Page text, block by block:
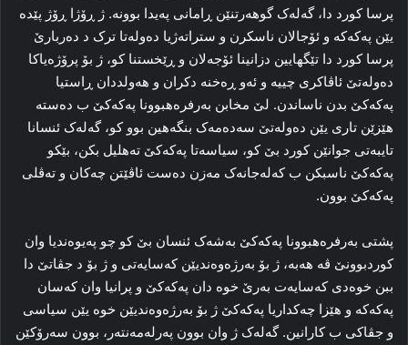
پرسا کورد دا، گه‌له‌ک گوهه‌رتنێن ڕامانی په‌یدا بوونه‌. ژ ڕۆژا ڕۆژ پێده‌
یێن پەکەکە و ئۆجالان ناسکرن و ستراته‌ژیا ده‌وله‌تا ترک د ده‌ربارێ
پرسا کورد دا تێگهایین دزانینا ئۆجەلان و ڕێخستنا کو، ژ بۆ پرۆژه‌یاکا
ده‌وله‌تێ ئاڤاکری چییه‌ و ئه‌و ڕه‌خنه‌ دکران و هه‌ولددان ڕاستیا
پەکەکێ بدن ناساندن. لێ مخابن به‌رفره‌هبوونا پەکەکێ ب ده‌سته‌
هێزێن تاری یێن ده‌وله‌تێ سه‌ده‌مه‌ک بنگه‌هین بوو کو، گه‌له‌ک ئنسانا
تایبه‌تی جوانێن کورد بێ کو، سیاسه‌تا پەکەکێ ته‌هلیل بکن، بێکو
پەکەکێ ناسبکن ب که‌له‌جانه‌ک مەزن ده‌ست ئاڤێتن چه‌کان و ته‌ڤلی
پەکەکێ بوون.
پشتی به‌رفره‌هبوونا پەکەکێ به‌شه‌ک ئنسان بێ کو چو پەیوه‌ندیا وان
کوردبوونێ ڤه‌ هه‌به‌، ژ بۆ به‌رژه‌وه‌ندیێن که‌سایه‌تی و ژ بۆ د جڤاتێ دا
ببن خوه‌دی که‌سایه‌ت به‌رێ‌ خوه‌ دان پەکەکێ و پرانیا وان که‌سان
پەکەکە و هێزا چه‌کداریا پەکەکێ ژ بۆ به‌رژه‌وه‌ندیێن خوه‌ یێن سیاسی
و جڤاکی ب کارانین. گه‌له‌ک ژ وان بوون پەرله‌مه‌نته‌ر، بوون سه‌رۆکێن